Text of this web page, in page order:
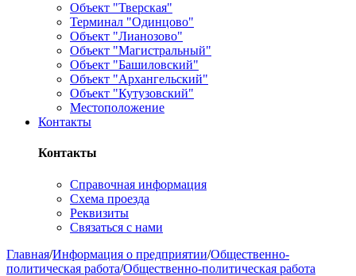
Объект "Тверская"
Терминал "Одинцово"
Объект "Лианозово"
Объект "Магистральный"
Объект "Башиловский"
Объект "Архангельский"
Объект "Кутузовский"
Местоположение
Контакты
Контакты
Справочная информация
Схема проезда
Реквизиты
Связаться с нами
Главная/Информация о предприятии/Общественно-
политическая работа/Общественно-политическая работа